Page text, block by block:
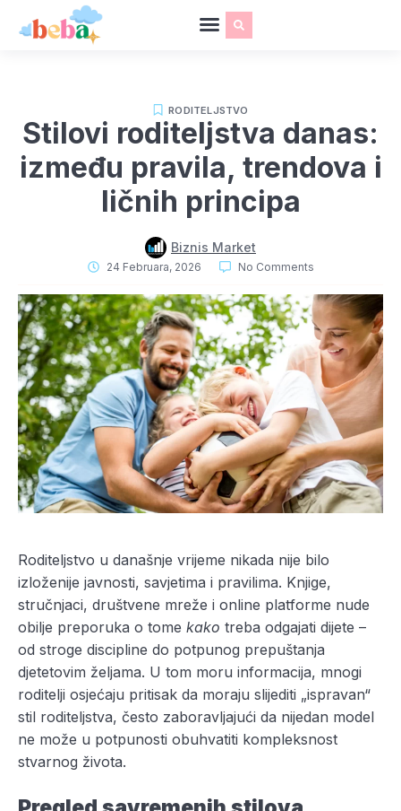
RODITELJSTVO
Stilovi roditeljstva danas:
između pravila, trendova i
ličnih principa
Biznis Market
24 Februara, 2026 No Comments
Roditeljstvo u današnje vrijeme nikada nije bilo
izloženije javnosti, savjetima i pravilima. Knjige,
stručnjaci, društvene mreže i online platforme nude
obilje preporuka o tome kako treba odgajati dijete –
od stroge discipline do potpunog prepuštanja
djetetovim željama. U tom moru informacija, mnogi
roditelji osjećaju pritisak da moraju slijediti „ispravan“
stil roditeljstva, često zaboravljajući da nijedan model
ne može u potpunosti obuhvatiti kompleksnost
stvarnog života.